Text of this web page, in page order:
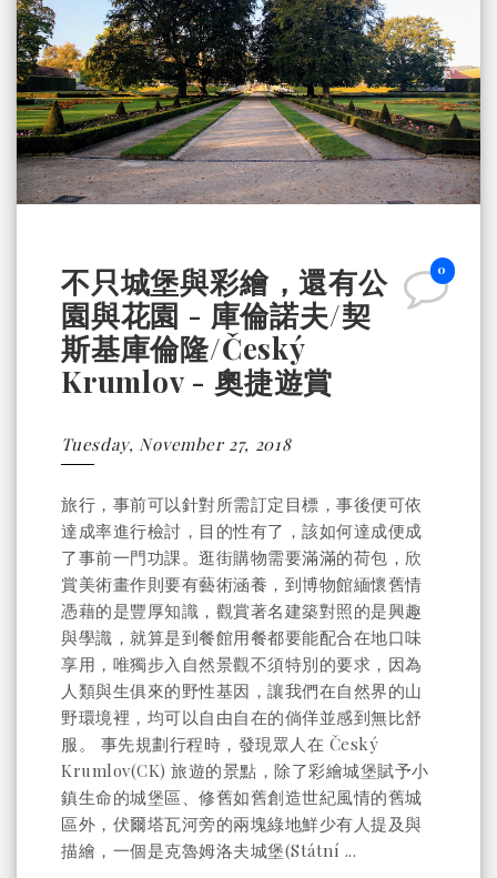
0
不只城堡與彩繪，還有公
園與花園 - 庫倫諾夫/契
斯基庫倫隆/Český
Krumlov - 奧捷遊賞
Tuesday, November 27, 2018
旅行，事前可以針對所需訂定目標，事後便可依
達成率進行檢討，目的性有了，該如何達成便成
了事前一門功課。逛街購物需要滿滿的荷包，欣
賞美術畫作則要有藝術涵養，到博物館緬懷舊情
憑藉的是豐厚知識，觀賞著名建築對照的是興趣
與學識，就算是到餐館用餐都要能配合在地口味
享用，唯獨步入自然景觀不須特別的要求，因為
人類與生俱來的野性基因，讓我們在自然界的山
野環境裡，均可以自由自在的倘佯並感到無比舒
服。 事先規劃行程時，發現眾人在 Český
Krumlov(CK) 旅遊的景點，除了彩繪城堡賦予小
鎮生命的城堡區、修舊如舊創造世紀風情的舊城
區外，伏爾塔瓦河旁的兩塊綠地鮮少有人提及與
描繪，一個是克魯姆洛夫城堡(Státní ...